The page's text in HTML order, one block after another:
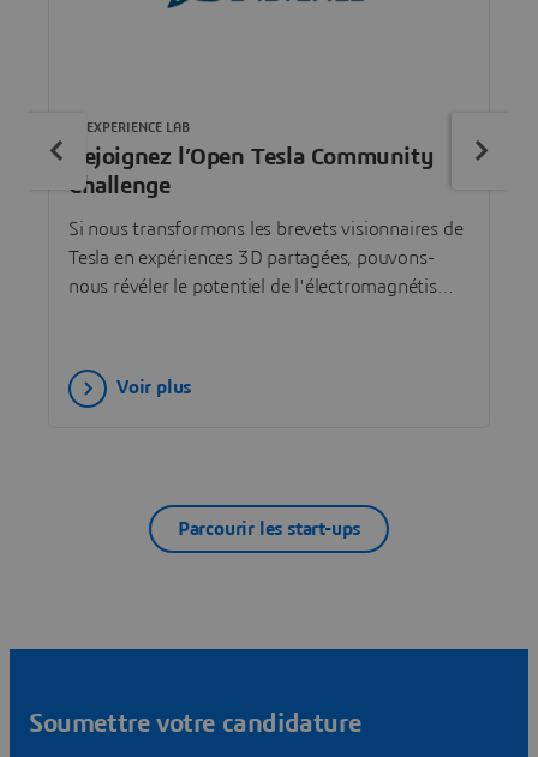
Rejoignez l’Open Tesla Community
Challenge
Si nous transformons les brevets visionnaires de
Tesla en expériences 3D partagées, pouvons-
nous révéler le potentiel de l'électromagnétisme
3DEXPERIENCE LAB
Voir plus
Parcourir les start-ups
Soumettre votre candidature